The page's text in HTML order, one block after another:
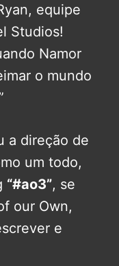
equipe
Studios!
Namor
o mundo
a direção de
um todo,
“#ao3”, se
our Own,
e